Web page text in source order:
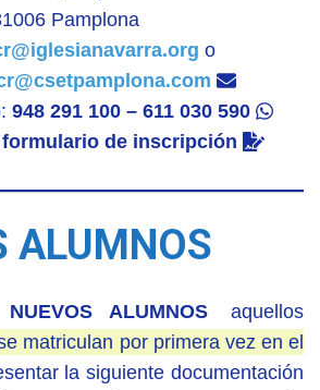
Pamplona
o
: 948 291 100 – 611 030 590
de inscripción
ALUMNOS
NUEVOS ALUMNOS
aquellos
matriculan por primera vez en el
la siguiente documentación